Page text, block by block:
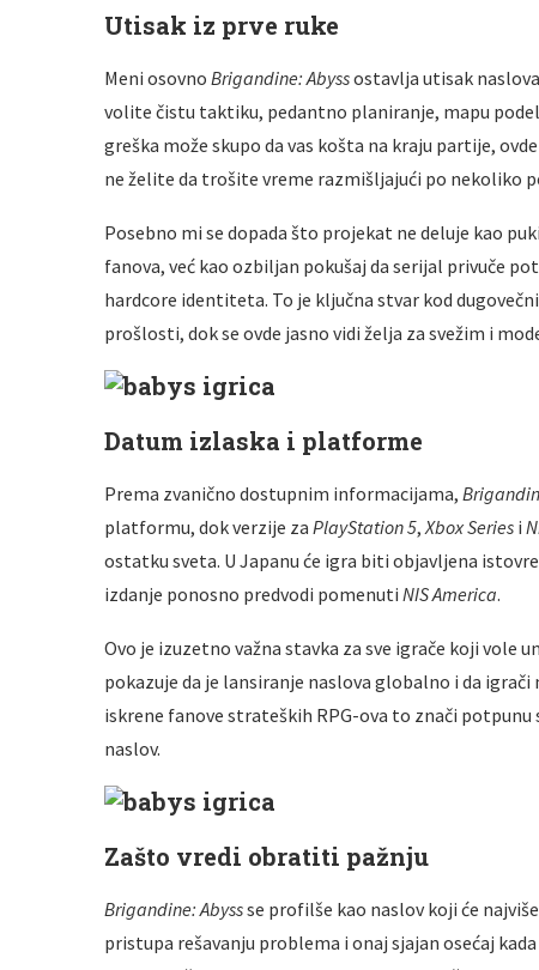
Utisak iz prve ruke
Meni osovno Brigandine: Abyssostavlja utisak
volite čistu taktiku, pedantno planiranje, mapu
greška može skupo da vas košta na kraju partije,
ne želite da trošite vreme razmišljajući po nekoliko
Posebno mi se dopada što projekat ne deluje kao
fanova, već kao ozbiljan pokušaj da serijal privuče
hardcore identiteta. To je ključna stvar kod
prošlosti, dok se ovde jasno vidi želja za svežim i
Datum izlaska i platforme
Prema zvanično dostupnim informacijama,
platformu, dok verzije za PlayStation 5,Xbox Series i
ostatku sveta. U Japanu će igra biti objavljena
izdanje ponosno predvodi pomenuti NIS America.
Ovo je izuzetno važna stavka za sve igrače koji vole
pokazuje da je lansiranje naslova globalno i da
iskrene fanove strateških RPG-ova to znači potpunu
naslov.
Zašto vredi obratiti pažnju
Brigandine: Abyssse profilše kao naslov koji će
pristupa rešavanju problema i onaj sjajan osećaj